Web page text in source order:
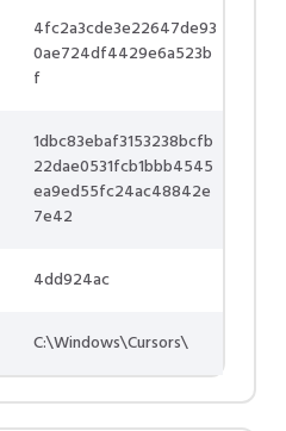
4fc2a3cde3e22647de93
0ae724df4429e6a523b
f
1dbc83ebaf3153238bcfb
22dae0531fcb1bbb4545
ea9ed55fc24ac48842e
7e42
4dd924ac
C:\Windows\Cursors\